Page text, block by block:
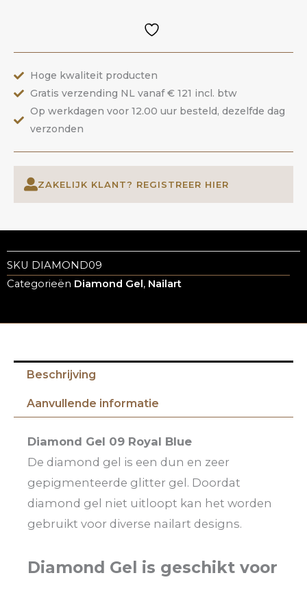
aantal
Hoge kwaliteit producten
Gratis verzending NL vanaf € 121 incl. btw
Op werkdagen voor 12.00 uur besteld, dezelfde dag
verzonden
ZAKELIJK KLANT? REGISTREER HIER
SKU DIAMOND09
Categorieën Diamond Gel , Nailart
Beschrijving
Aanvullende informatie
Diamond Gel 09 Royal Blue
De diamond gel is een dun en zeer
gepigmenteerde glitter gel. Doordat
diamond gel niet uitloopt kan het worden
gebruikt voor diverse nailart designs.
Diamond Gel is geschikt voor